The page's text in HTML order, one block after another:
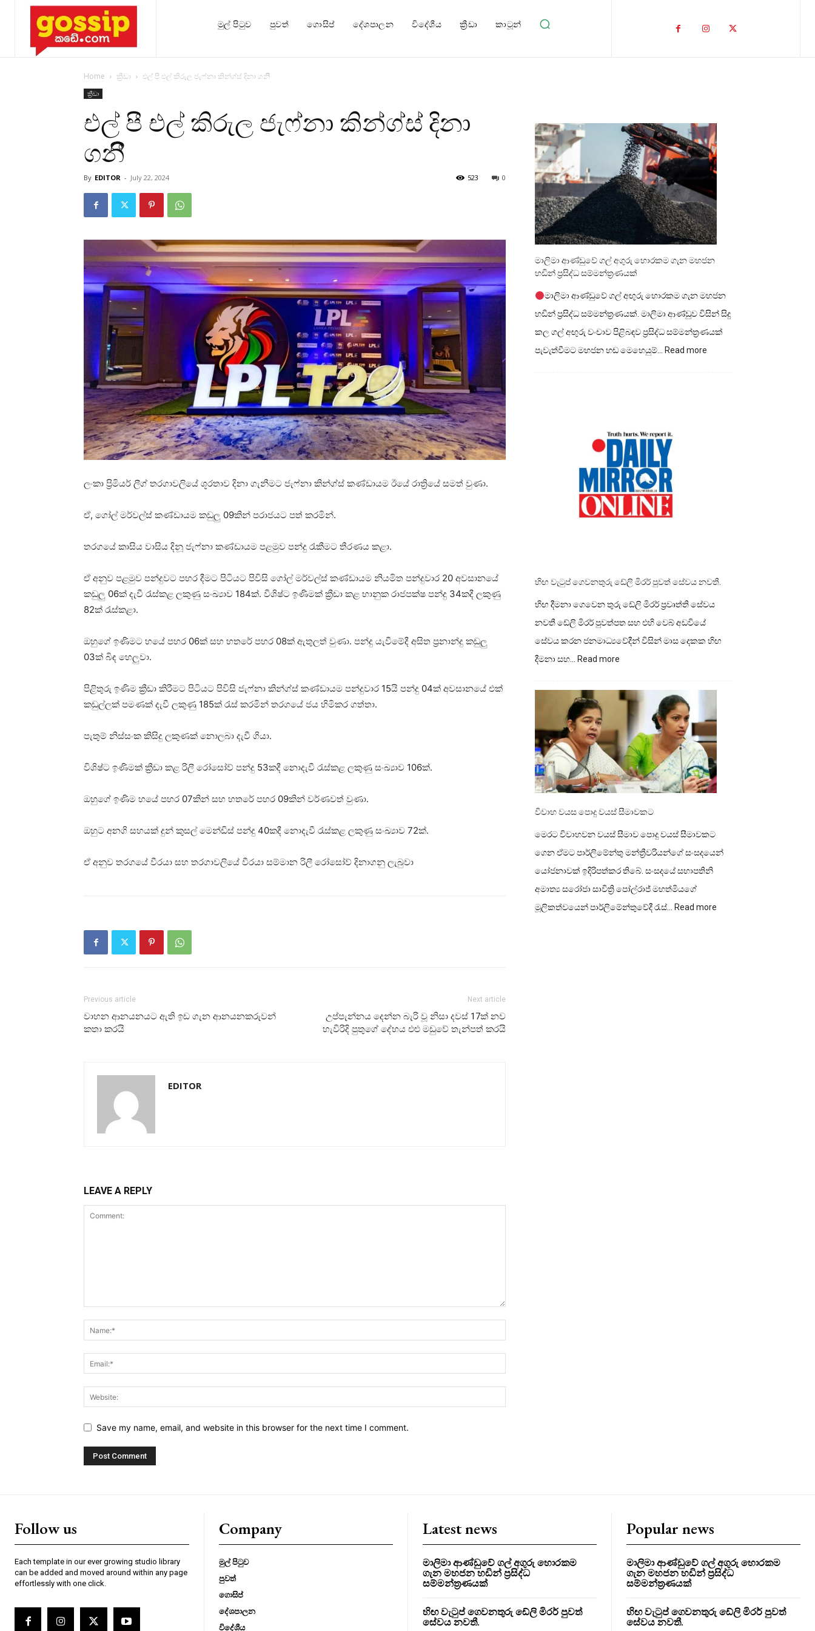
මුල් පිටුව පුවත් ගොසිප් දේශපාලන විදේශීය ක්‍රීඩා කාටූන්
Home ක්‍රීඩා එල් පී එල් කිරුල ජැෆ්නා කින්ග්ස් දිනා ගනිී
ක්‍රීඩා
එල් පී එල් කිරුල ජැෆ්නා කින්ග්ස් දිනා
ගනිී
By EDITOR - July 22, 2024 0
523
ලංකා ප්‍රිමියර් ලීග් තරගාවලියේ ශූරතාව දිනා ගැනීමට ජැෆ්නා කින්ග්ස් කණ්ඩායම ඊයේ රාත්‍රියේ සමත් වුණා.
ඒ, ගෝල් මර්වල්ස් කණ්ඩායම කඩුලු 09කින් පරාජයට පත් කරමින්.
තරගයේ කාසිය වාසිය දිනූ ජැෆ්නා කණ්ඩායම පළමුව පන්දු රැකීමට තීරණය කළා.
ඒ අනුව පළමුව පන්දුවට පහර දීමට පිටියට පිවිසි ගෝල් මර්වල්ස් කණ්ඩායම නියමිත පන්දුවාර 20 අවසානයේ
කඩුලු 06ක් දැවී රැස්කළ ලකුණු සංඛ්‍යාව 184ක්. විශිෂ්ට ඉණිමක් ක්‍රීඩා කළ භානුක රාජපක්ෂ පන්දු 34කදී ලකුණු
82ක් රැස්කළා.
ඔහුගේ ඉණිමට හයේ පහර 06ක් සහ හතරේ පහර 08ක් ඇතුලත් වුණා. පන්දු යැවීමේදී අසිත ප්‍රනාන්දු කඩුලු
03ක් බිඳ හෙලුවා.
පිළිතුරු ඉණිම ක්‍රීඩා කිරීමට පිටියට පිවිසි ජැෆ්නා කින්ග්ස් කණ්ඩායම පන්දුවාර 15යි පන්දු 04ක් අවසානයේ එක්
කඩුල්ලක් පමණක් දැවී ලකුණු 185ක් රැස් කරමින් තරගයේ ජය හිමිකර ගත්තා.
පැතුම් නිස්සංක කිසිදු ලකුණක් නොලබා දැවී ගියා.
විශිෂ්ට ඉණිමක් ක්‍රීඩා කළ රිලී රෝසෝව් පන්දු 53කදී නොදැවී රැස්කළ ලකුණු සංඛ්‍යාව 106ක්.
ඔහුගේ ඉණිම හයේ පහර 07කින් සහ හතරේ පහර 09කින් වර්ණවත් වුණා.
ඔහුට අනගි සහයක් දුන් කුසල් මෙන්ඩිස් පන්දු 40කදී නොදැවී රැස්කළ ලකුණු සංඛ්‍යාව 72ක්.
ඒ අනුව තරගයේ වීරයා සහ තරගාවලියේ වීරයා සම්මාන රිලී රෝසෝව් දිනාගනු ලැබුවා
Previous article
වාහන ආනයනයට ඇති ඉඩ ගැන ආනයනකරුවන්
කතා කරයි
Next article
උප්පැන්නය දෙන්න බැරි වූ නිසා දවස් 17ක් නව
හැවිරිදි පුතුගේ දේහය එළු මඩුවේ තැන්පත් කරයි
EDITOR
LEAVE A REPLY
Save my name, email, and website in this browser for the next time I comment.
මාලිමා ආණ්ඩුවේ ගල් අගුරු හොරකම ගැන මහජන
හඩින් ප්‍රසිද්ධ සම්මන්ත්‍රණයක්
මාලිමා ආණ්ඩුවේ ගල් අඟුරු හොරකම ගැන මහජන
හඩින් ප්‍රසිද්ධ සම්මන්ත්‍රණයක්. මාලිමා ආණ්ඩුව විසින් සිදු
කල ගල් අඟුරු වංචාව පිළිබඳව ප්‍රසිද්ධ සම්මන්ත්‍රණයක්
පැවැත්වීමට මහජන හඬ මෙහෙයුම්… Read more
හිඟ වැටුප් ගෙවනතුරු ඩේලි මිරර් පුවත් සේවය නවතී.
හිඟ දීමනා ගෙවෙන තුරු ඩේලි මිරර් ප්‍රවෘත්ති සේවය
නවතී ඩේලි මිරර් පුවත්පත සහ එහි වෙබ් අඩවියේ
සේවය කරන ජනමාධ්‍යවේදීන් විසින් මාස දෙකක හිඟ
දීමනා සහ… Read more
ගෙවනතුරු
ඩේලි
මිරර්
පුවත්
සේවය
නවතී.
විවාහ වයස පොදු වයස් සීමාවකට
මෙරට විවාහවන වයස් සීමාව පොදු වයස් සීමාවකට
ගෙන ඒමට පාර්ලිමේන්තු මන්ත්‍රීවරියන්ගේ සංසදයෙන්
යෝජනාවක් ඉදිරිපත්කර තිබේ. සංසදයේ සභාපතිනි
අමාත්‍ය සරෝජා සාවිත්‍රි පෝල්රාජ් මහත්මියගේ
මූලිකත්වයෙන් පාර්ලිමේන්තුවේදී රැස්… Read more
Follow us
Each template in our ever growing studio library
can be added and moved around within any page
effortlessly with one click.
Company
මුල් පිටුව
පුවත්
ගොසිප්
දේශපාලන
විදේශීය
Latest news
මාලිමා ආණ්ඩුවේ ගල් අගුරු හොරකම
ගැන මහජන හඩින් ප්‍රසිද්ධ
සම්මන්ත්‍රණයක්
හිඟ වැටුප් ගෙවනතුරු ඩේලි මිරර් පුවත්
සේවය නවතී.
Popular news
මාලිමා ආණ්ඩුවේ ගල් අගුරු හොරකම
ගැන මහජන හඩින් ප්‍රසිද්ධ
සම්මන්ත්‍රණයක්
හිඟ වැටුප් ගෙවනතුරු ඩේලි මිරර් පුවත්
සේවය නවතී.